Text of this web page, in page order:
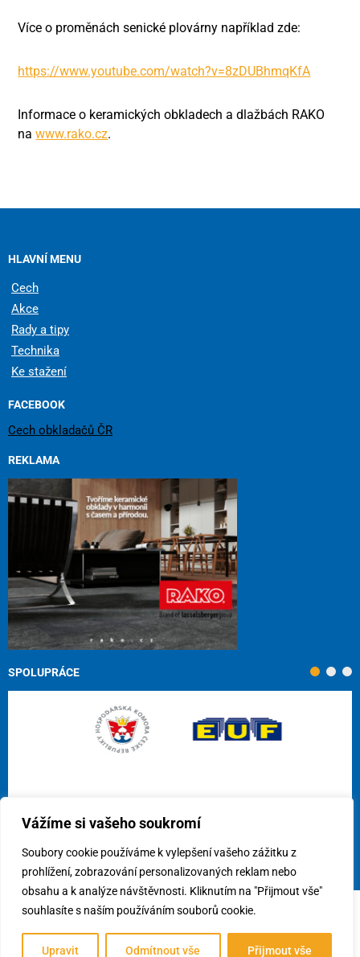
Vážíme si vašeho soukromí
Soubory cookie používáme k vylepšení vašeho zážitku z
prohlížení, zobrazování personalizovaných reklam nebo
obsahu a k analýze návštěvnosti. Kliknutím na "Přijmout vše"
souhlasíte s naším používáním souborů cookie.
Upravit Odmítnout vše Přijmout vše
Více o proměnách senické plovárny například zde:
https://www.youtube.com/watch?v=8zDUBhmqKfA
Informace o keramických obkladech a dlažbách RAKO
nawww.rako.cz.
HLAVNÍ MENU
Cech
Akce
Rady a tipy
Technika
Ke stažení
FACEBOOK
Cech obkladačů ČR
REKLAMA
SPOLUPRÁCE
© 2026Cech obkladačů ČR, z.s./Využití cookies/Předvolby
souhlasu